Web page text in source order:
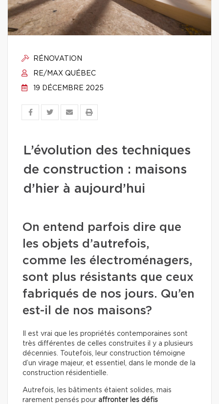
RÉNOVATION
RE/MAX QUÉBEC
19 DÉCEMBRE 2025
L’évolution des techniques
de construction : maisons
d’hier à aujourd’hui
On entend parfois dire que
les objets d’autrefois,
comme les électroménagers,
sont plus résistants que ceux
fabriqués de nos jours. Qu’en
est-il de nos maisons?
Il est vrai que les propriétés contemporaines sont
très différentes de celles construites il y a plusieurs
décennies. Toutefois, leur construction témoigne
d’un virage majeur, et essentiel, dans le monde de la
construction résidentielle.
Autrefois, les bâtiments étaient solides, mais
rarement pensés pour affronter les défis